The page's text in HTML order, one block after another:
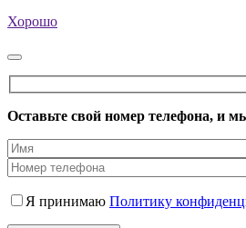
Хорошо
Оставьте свой номер телефона, и
Я принимаю Политику